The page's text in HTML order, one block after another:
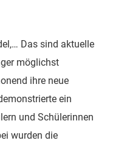
Das sind aktuelle
möglichst
ihre neue
ein
und Schülerinnen
wurden die